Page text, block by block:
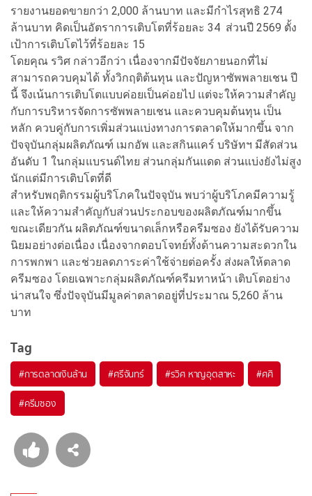
รายงานยอดขายกว่า 2,000 ล้านบาท และมีกำไรสุทธิ 274
ล้านบาท คิดเป็นอัตราการเติบโตที่ร้อยละ 34 ส่วนปี 2569 ตั้ง
เป้าการเติบโตไว้ที่ร้อยละ 15
โดยคุณ รวิศ กล่าวอีกว่า เนื่องจากมีปัจจัยภายนอกที่ไม่
สามารถควบคุมได้ ทั้งวิกฤติต้นทุน และปัญหาซัพพลายเชน ปี
นี้ จึงเน้นการเติบโตแบบค่อยเป็นค่อยไป แต่จะให้ความสำคัญ
กับการบริหารจัดการซัพพลายเชน และควบคุมต้นทุน เป็น
หลัก ควบคู่กับการเพิ่มส่วนแบ่งทางการตลาดให้มากขึ้น จาก
ปัจจุบันกลุ่มผลิตภัณฑ์ เมกอัพ และสกินแคร์ บริษัทฯ มีสัดส่วน
อันดับ 1 ในกลุ่มแบรนด์ไทย ส่วนกลุ่มกันแดด ส่วนแบ่งยังไม่สูง
นักแต่มีการเติบโตที่ดี
สำหรับพฤติกรรมผู้บริโภคในปัจจุบัน พบว่าผู้บริโภคมีความรู้
และให้ความสำคัญกับส่วนประกอบของผลิตภัณฑ์มากขึ้น
ขณะเดียวกัน ผลิตภัณฑ์ขนาดเล็กหรือครีมซอง ยังได้รับความ
นิยมอย่างต่อเนื่อง เนื่องจากตอบโจทย์ทั้งด้านความสะดวกใน
การพกพา และช่วยลดภาระค่าใช้จ่ายต่อครั้ง ส่งผลให้ตลาด
ครีมซอง โดยเฉพาะกลุ่มผลิตภัณฑ์ครีมทาหน้า เติบโตอย่าง
น่าสนใจ ซึ่งปัจจุบันมีมูลค่าตลาดอยู่ที่ประมาณ 5,260 ล้าน
บาท
Tag
#การตลาดเงินล้าน #ศรีจันทร์ #รวิศ หาญอุตสาหะ #ศศิ
#ครีมซอง